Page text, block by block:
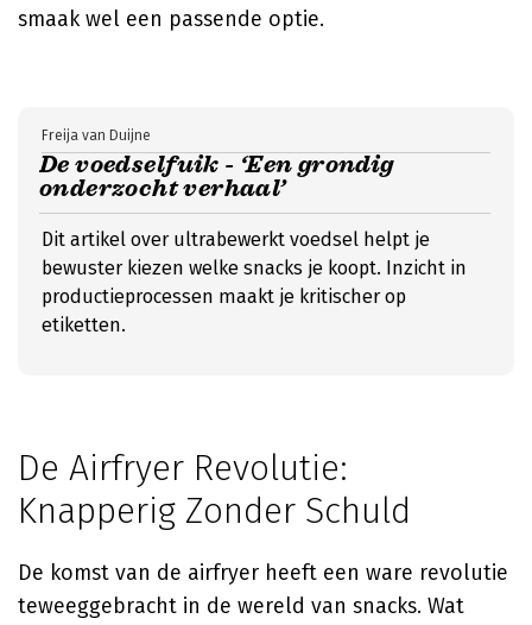
smaak wel een passende optie.
De voedselfuik - ‘Een grondig
onderzocht verhaal’
Freija van Duijne
Dit artikel over ultrabewerkt voedsel helpt je
bewuster kiezen welke snacks je koopt. Inzicht in
productieprocessen maakt je kritischer op
etiketten.
De Airfryer Revolutie:
Knapperig Zonder Schuld
De komst van de airfryer heeft een ware revolutie
teweeggebracht in de wereld van snacks. Wat